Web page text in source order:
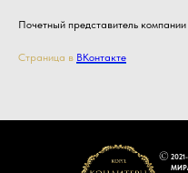
Почетный представитель
Страница в ВКонтакте